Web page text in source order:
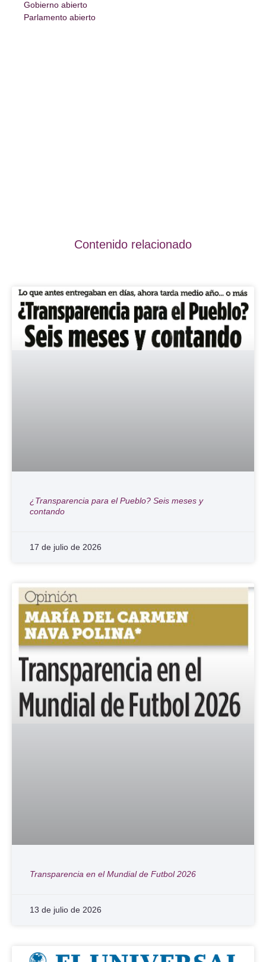
Gobierno abierto
Parlamento abierto
Contenido relacionado
¿Transparencia para el Pueblo? Seis meses y
contando
17 de julio de 2026
Transparencia en el Mundial de Futbol 2026
13 de julio de 2026